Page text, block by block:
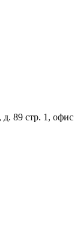
д. 89 стр. 1, офис